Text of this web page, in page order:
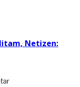
Netizen: